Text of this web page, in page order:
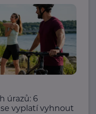
úrazů: 6
vyplatí vyhnout